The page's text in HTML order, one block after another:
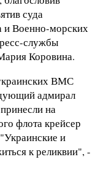
суда
и Военно-морских
службы
Коровина.
ВМС
адмирал
на
флота крейсер
и
к реликвии", -